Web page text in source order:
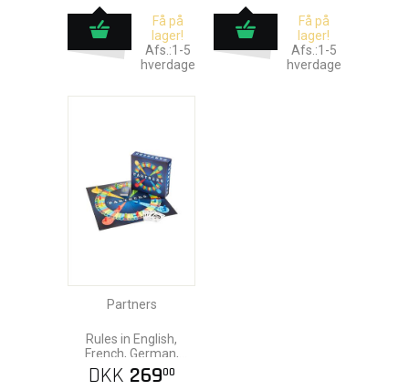
Få på
lager!
Afs.:1-5
hverdage
Få på
lager!
Afs.:1-5
hverdage
Partners
Rules in English,
French, German,
Italian, and Spanish
DKK 26900